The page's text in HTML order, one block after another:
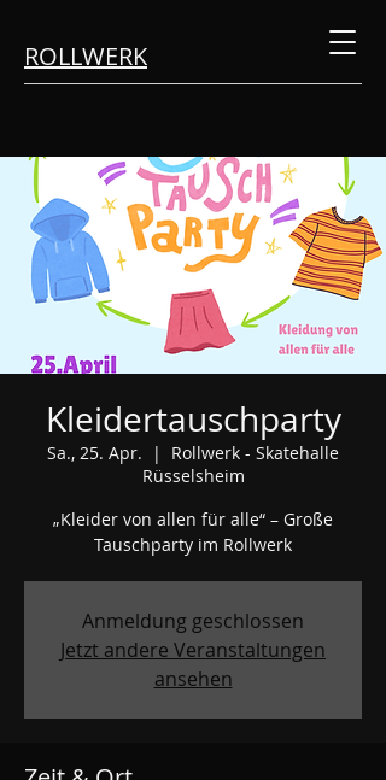
ROLLWERK
Kleidertauschparty
Sa., 25. Apr.
  |
Rollwerk - Skatehalle
Rüsselsheim
„Kleider von allen für alle“ – Große
Tauschparty im Rollwerk
Anmeldung geschlossen
Jetzt andere Veranstaltungen
ansehen